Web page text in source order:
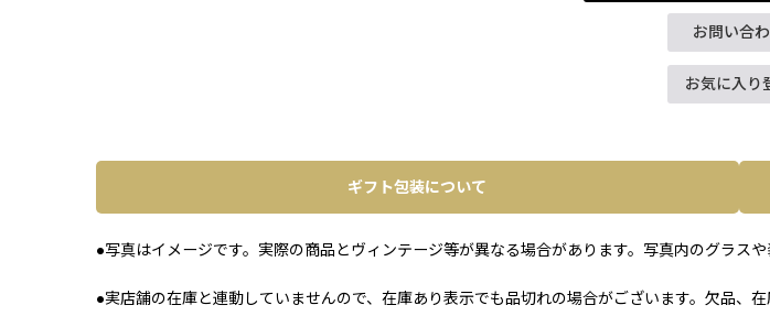
お問い合
お気に入り
ギフト包装について
●写真はイメージです。実際の商品とヴィンテージ等が異なる場合があります。写真内のグラスや
●実店舗の在庫と連動していませんので、在庫あり表示でも品切れの場合がございます。欠品、